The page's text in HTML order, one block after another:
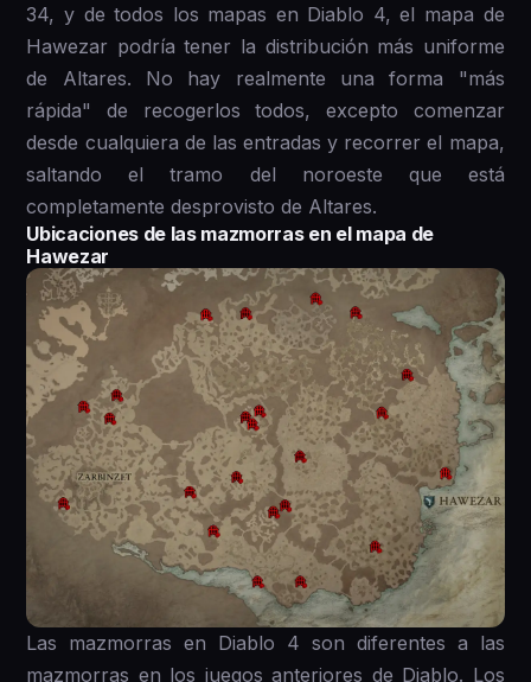
34, y de todos los mapas en Diablo 4, el mapa de
Hawezar podría tener la distribución más uniforme
de Altares. No hay realmente una forma "más
rápida" de recogerlos todos, excepto comenzar
desde cualquiera de las entradas y recorrer el mapa,
saltando el tramo del noroeste que está
completamente desprovisto de Altares.
Ubicaciones de las mazmorras en el mapa de
Hawezar
Las mazmorras en Diablo 4 son diferentes a las
mazmorras en los juegos anteriores de Diablo. Los